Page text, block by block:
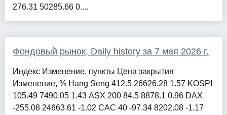
276.31 50285.66 0....
Фондовый рынок, Daily history за 7 мая 2026 г.
Индекс Изменение, пункты Цена закрытия
Изменение, % Hang Seng 412.5 26626.28 1.57 KOSPI
105.49 7490.05 1.43 ASX 200 84.5 8878.1 0.96 DAX
-255.08 24663.61 -1.02 CAC 40 -97.34 8202.08 -1.17